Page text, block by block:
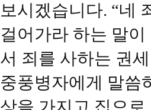
보시겠습니다. “네
걸어가라 하는 말
서 죄를 사하는 권
중풍병자에게 말씀